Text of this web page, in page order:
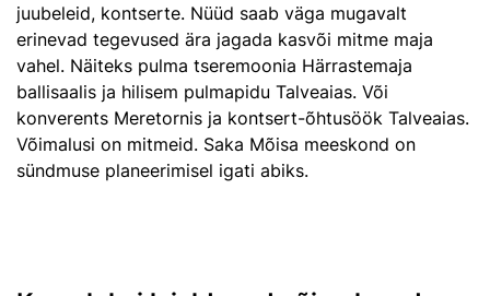
juubeleid, kontserte. Nüüd saab väga mugavalt
erinevad tegevused ära jagada kasvõi mitme maja
vahel. Näiteks pulma tseremoonia Härrastemaja
ballisaalis ja hilisem pulmapidu Talveaias. Või
konverents Meretornis ja kontsert-õhtusöök Talveaias.
Võimalusi on mitmeid. Saka Mõisa meeskond on
sündmuse planeerimisel igati abiks.